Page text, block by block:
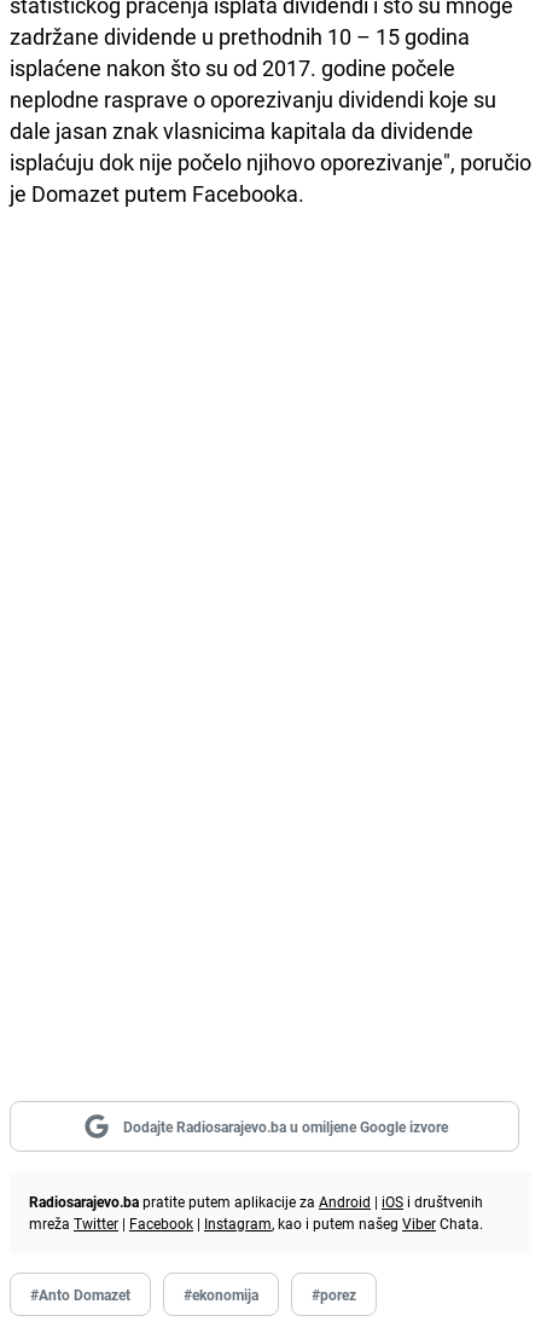
zadržane dividende u prethodnih 10 – 15 godina
isplaćene nakon što su od 2017. godine počele
neplodne rasprave o oporezivanju dividendi koje su
dale jasan znak vlasnicima kapitala da dividende
isplaćuju dok nije počelo njihovo oporezivanje", poručio
je Domazet putem Facebooka.
Dodajte Radiosarajevo.ba u omiljene Google izvore
Radiosarajevo.bapratite putem aplikacije za Android | iOS i društvenih
mreža Twitter | Facebook | Instagram, kao i putem našeg ViberChata.
#Anto Domazet #ekonomija #porez